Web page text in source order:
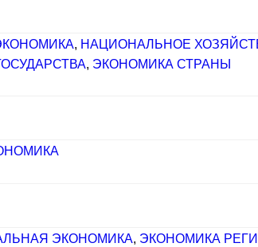
, НАЦИОНАЛЬНОЕ
, ЭКОНОМИКА СТРАНЫ
ЭКОНОМИКА, ЭКОНОМИКА